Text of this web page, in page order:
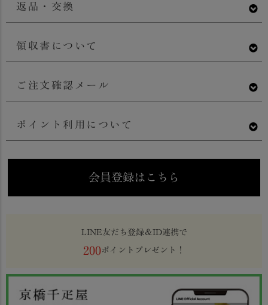
返品・交換
領収書について
ご注文確認メール
ポイント利用について
会員登録はこちら
LINE友だち登録＆ID連携で
200ポイントプレゼント！